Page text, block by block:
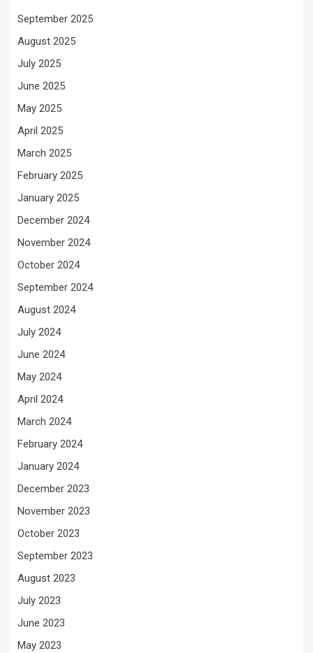
September 2025
August 2025
July 2025
June 2025
May 2025
April 2025
March 2025
February 2025
January 2025
December 2024
November 2024
October 2024
September 2024
August 2024
July 2024
June 2024
May 2024
April 2024
March 2024
February 2024
January 2024
December 2023
November 2023
October 2023
September 2023
August 2023
July 2023
June 2023
May 2023